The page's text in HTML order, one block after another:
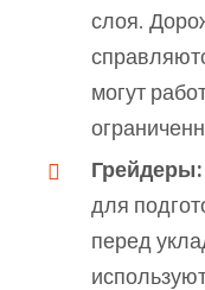
слоя.
могут
Грейдеры:
для
перед